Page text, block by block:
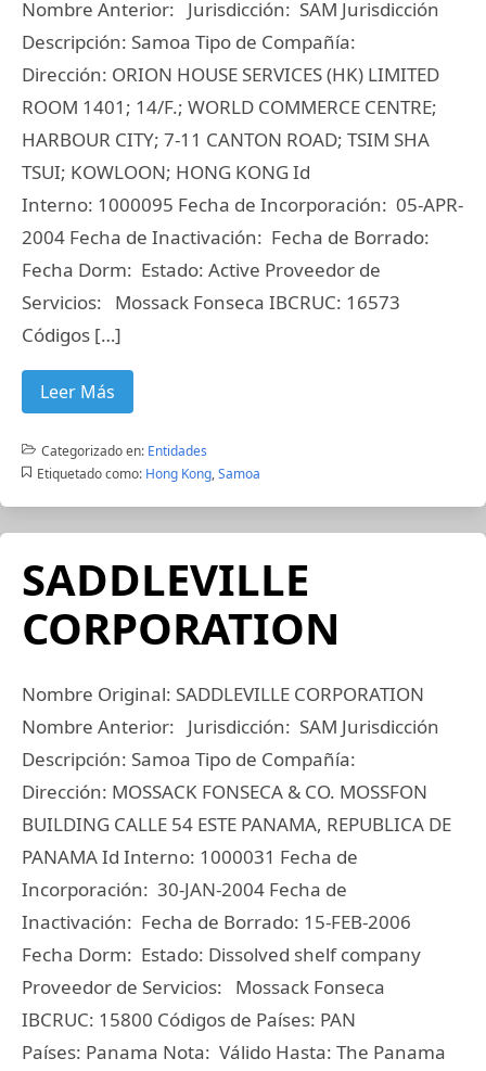
Nombre Anterior: Jurisdicción: SAM Jurisdicción
Descripción: Samoa Tipo de Compañía:
Dirección: ORION HOUSE SERVICES (HK) LIMITED
ROOM 1401; 14/F.; WORLD COMMERCE CENTRE;
HARBOUR CITY; 7-11 CANTON ROAD; TSIM SHA
TSUI; KOWLOON; HONG KONG Id
Interno: 1000095 Fecha de Incorporación: 05-APR-
2004 Fecha de Inactivación: Fecha de Borrado:
Fecha Dorm: Estado: Active Proveedor de
Servicios: Mossack Fonseca IBCRUC: 16573
Códigos […]
Leer Más
Categorizado en: Entidades
Etiquetado como: Hong Kong,Samoa
SADDLEVILLE
CORPORATION
Nombre Original: SADDLEVILLE CORPORATION
Nombre Anterior: Jurisdicción: SAM Jurisdicción
Descripción: Samoa Tipo de Compañía:
Dirección: MOSSACK FONSECA & CO. MOSSFON
BUILDING CALLE 54 ESTE PANAMA, REPUBLICA DE
PANAMA Id Interno: 1000031 Fecha de
Incorporación: 30-JAN-2004 Fecha de
Inactivación: Fecha de Borrado: 15-FEB-2006
Fecha Dorm: Estado: Dissolved shelf company
Proveedor de Servicios: Mossack Fonseca
IBCRUC: 15800 Códigos de Países: PAN
Países: Panama Nota: Válido Hasta: The Panama